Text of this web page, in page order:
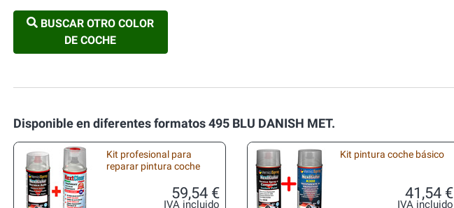
BUSCAR OTRO COLOR
DE COCHE
Disponible en diferentes formatos 495 BLU DANISH MET.
Kit profesional para
reparar pintura coche
59,54 €
IVA incluido
Kit pintura coche básico
41,54 €
IVA incluido